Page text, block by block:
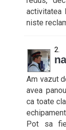
activitatea
niste
Am vazut
avea
ca toate
Pot sa